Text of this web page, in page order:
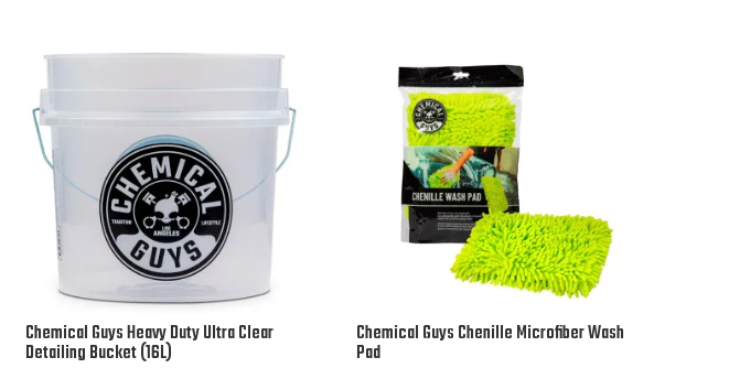
Chemical Guys Heavy Duty Ultra Clear
Detailing Bucket (16L)
Chemical Guys Chenille Microfiber Wash
Pad